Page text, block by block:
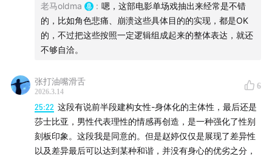
处理，那莎士比亚是用艺术来实现和解了，那艾格尼丝呢？
好像是对莎士比亚和解了不是对死亡和解了，有一种“原来莎
士比亚一直都很爱儿子，他和我一样痛苦”那我就原谅他吧的
感觉，可能真的是哈姆雷特太伟大了，但是艺术创作终究是
的结局给的太弱化了！难受难受啊！
老马oldma : 嗯，这部电影单场戏抽出来经常是不错
的，比如角色悲痛、崩溃这些具体目的的实现，都是OK
的，不过把这些按照一定逻辑组成起来的整体表达，就还
不够自洽。
张打油嘴滑舌
2026.3.14
6
25:22 这段有说前半段建构女性-身体化的主体性，最后还是
莎士比亚，男性代表理性的情感再创造，是一种强化了性别
刻板印象。这段我是同意的。但是赵婷仅仅是展现了差异性
以及差异最后可以达到某种和谐，并没有身心的优劣之分，